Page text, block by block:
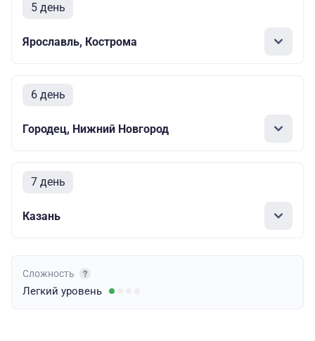
5 день
Ярославль, Кострома
6 день
Городец, Нижний Новгород
7 день
Казань
Сложность
Легкий уровень